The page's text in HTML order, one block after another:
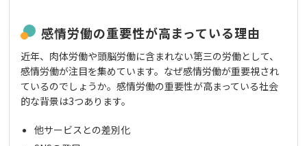
感情労働の重要性が高まっている理由
近年、肉体労働や頭脳労働に含まれない第三の労働として、
感情労働が注目を集めています。なぜ感情労働が重要視され
ているのでしょうか。感情労働の重要性が高まっている社会
的な背景は3つあります。
他サービスとの差別化